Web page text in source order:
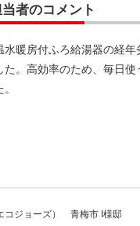
者のコメント
水暖房付ふろ給湯器の経
た。高効率のため、毎日
。
コジョーズ） 青梅市 I様邸